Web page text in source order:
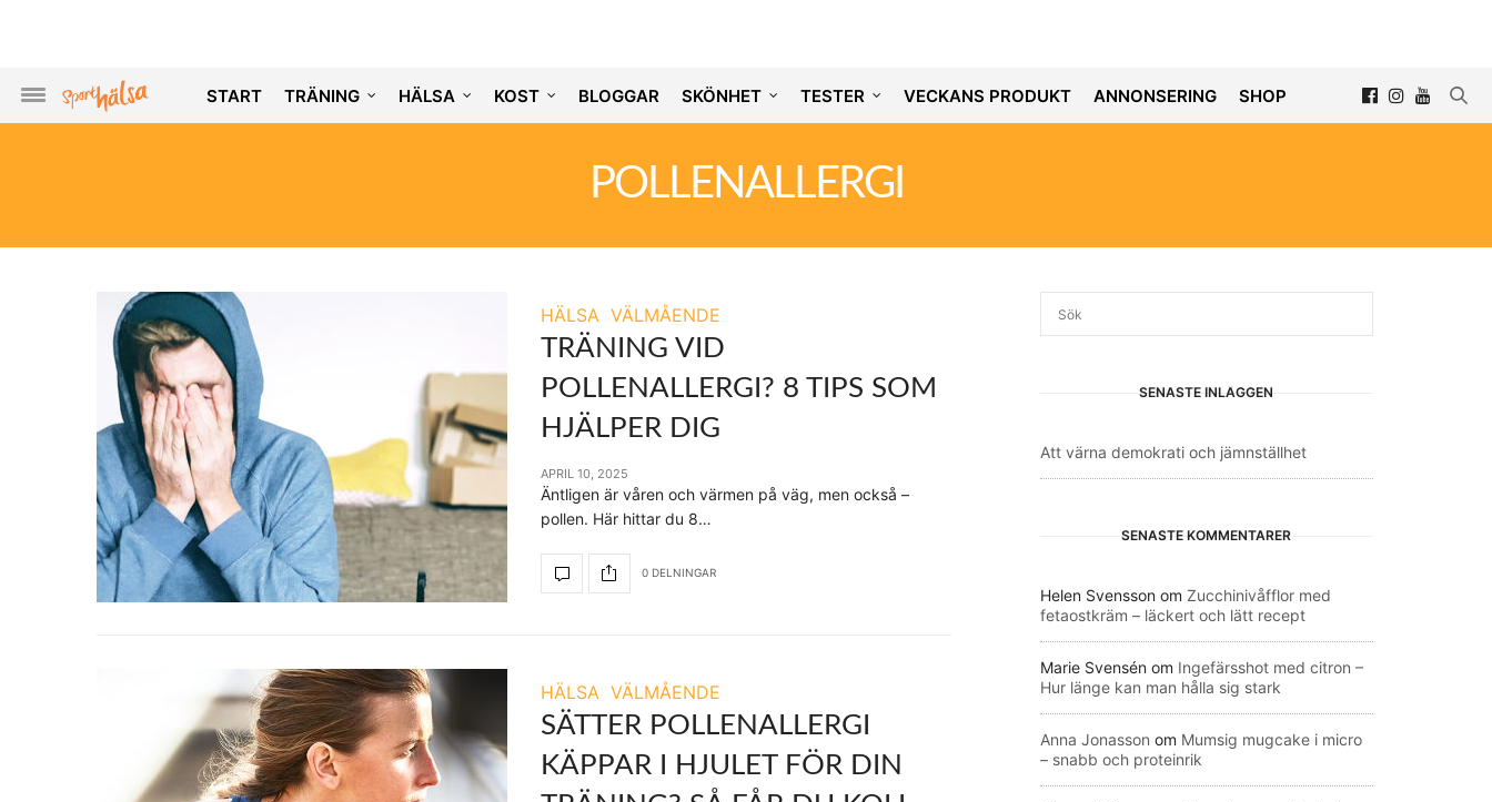
START TRÄNING HÄLSA KOST BLOGGAR SKÖNHET TESTER VECKANS PRODUKT ANNONSERING SHOP
POLLENALLERGI
HÄLSA VÄLMÅENDE
TRÄNING VID
POLLENALLERGI? 8 TIPS SOM
HJÄLPER DIG
APRIL 10, 2025
Äntligen är våren och värmen på väg, men också –
pollen. Här hittar du 8…
0 DELNINGAR
HÄLSA VÄLMÅENDE
SÄTTER POLLENALLERGI
KÄPPAR I HJULET FÖR DIN
SENASTE INLÄGGEN
Att värna demokrati och jämnställhet
SENASTE KOMMENTARER
Helen Svensson om Zucchinivåfflor med
fetaostkräm – läckert och lätt recept
Marie Svensén om Ingefärsshot med citron –
Hur länge kan man hålla sig stark
Anna Jonasson om Mumsig mugcake i micro
– snabb och proteinrik